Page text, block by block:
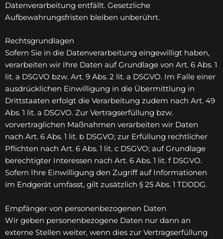
Datenverarbeitung entfällt. Gesetzliche
Aufbewahrungsfristen bleiben unberührt.
Rechtsgrundlagen
Sofern Sie in die Datenverarbeitung eingewilligt haben,
verarbeiten wir Ihre Daten auf Grundlage von Art. 6 Abs. 1
lit. a DSGVO bzw. Art. 9 Abs. 2 lit. a DSGVO. Im Falle einer
ausdrücklichen Einwilligung in die Übermittlung in
Drittstaaten erfolgt die Verarbeitung zudem nach Art. 49
Abs. 1 lit. a DSGVO. Zur Vertragserfüllung bzw.
vorvertraglichen Maßnahmen verarbeiten wir Daten
nach Art. 6 Abs. 1 lit. b DSGVO; zur Erfüllung rechtlicher
Pflichten nach Art. 6 Abs. 1 lit. c DSGVO; auf Grundlage
berechtigter Interessen nach Art. 6 Abs. 1 lit. f DSGVO.
Sofern Ihre Einwilligung den Zugriff auf Informationen
im Endgerät umfasst, gilt zusätzlich § 25 Abs. 1 TDDDG.
Empfänger von personenbezogenen Daten
Wir geben personenbezogene Daten nur dann an
externe Stellen weiter, wenn dies zur Vertragserfüllung